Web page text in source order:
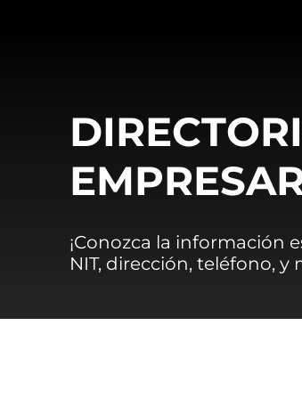
¡Conozca la información
NIT, dirección, teléfono,